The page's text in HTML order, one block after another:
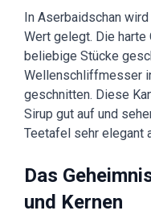
In Aserbaidschan
Wert gelegt. Die
beliebige Stücke
Wellenschliffmesser
geschnitten. Diese
Sirup gut auf und
Teetafel sehr elegant
Das
und Kernen